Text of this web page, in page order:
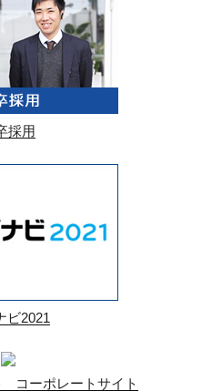
採用
ビ2021
コーポレートサイト